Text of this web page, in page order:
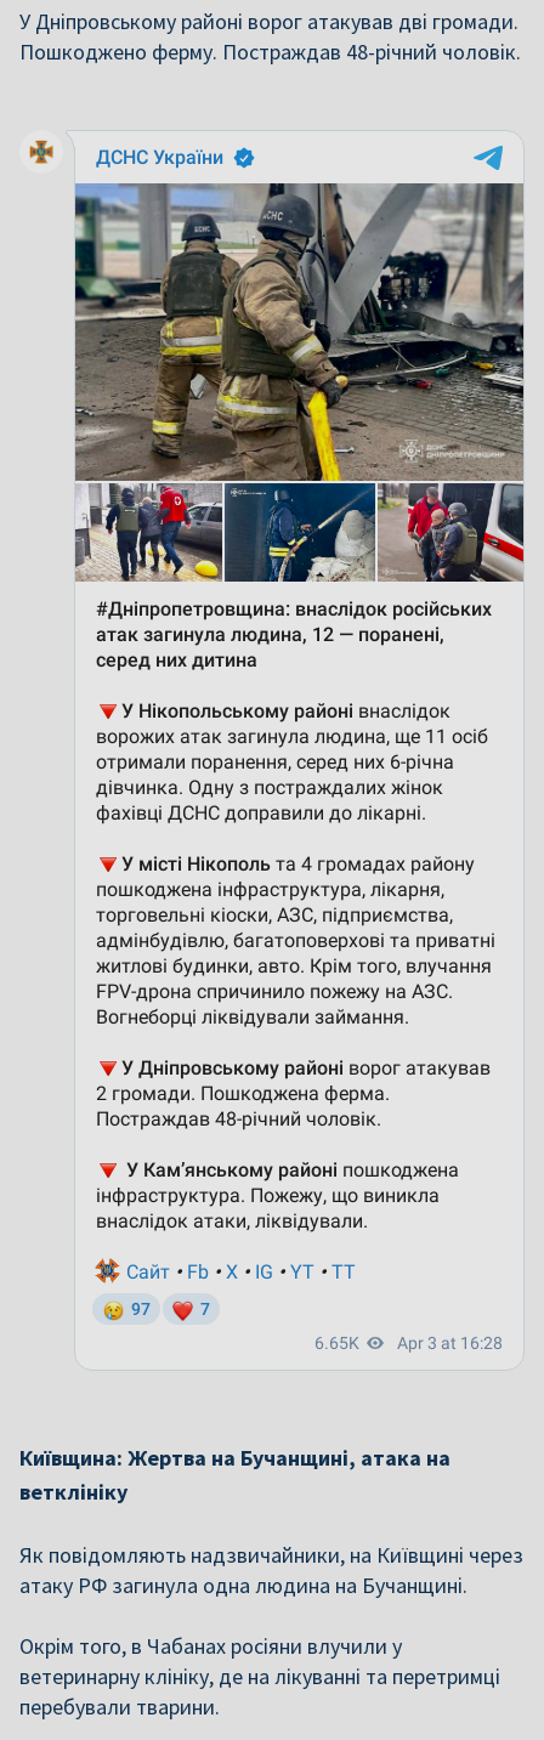
У Дніпровському районі ворог атакував дві громади.
Пошкоджено ферму. Постраждав 48-річний чоловік.
Київщина: Жертва на Бучанщині, атака на
ветклініку
Як повідомляють надзвичайники, на Київщині через
атаку РФ загинула одна людина на Бучанщині.
Окрім того, в Чабанах росіяни влучили у
ветеринарну клініку, де на лікуванні та перетримці
перебували тварини.